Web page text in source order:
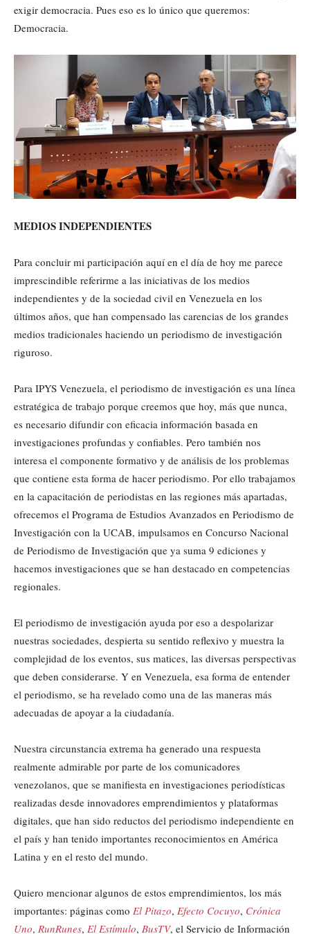
exigir democracia. Pues eso es lo único que queremos:
Democracia.
MEDIOS INDEPENDIENTES
Para concluir mi participación aquí en el día de hoy me parece
imprescindible referirme a las iniciativas de los medios
independientes y de la sociedad civil en Venezuela en los
últimos años, que han compensado las carencias de los grandes
medios tradicionales haciendo un periodismo de investigación
riguroso.
Para IPYS Venezuela, el periodismo de investigación es una línea
estratégica de trabajo porque creemos que hoy, más que nunca,
es necesario difundir con eficacia información basada en
investigaciones profundas y confiables. Pero también nos
interesa el componente formativo y de análisis de los problemas
que contiene esta forma de hacer periodismo. Por ello trabajamos
en la capacitación de periodistas en las regiones más apartadas,
ofrecemos el Programa de Estudios Avanzados en Periodismo de
Investigación con la UCAB, impulsamos en Concurso Nacional
de Periodismo de Investigación que ya suma 9 ediciones y
hacemos investigaciones que se han destacado en competencias
regionales.
El periodismo de investigación ayuda por eso a despolarizar
nuestras sociedades, despierta su sentido reflexivo y muestra la
complejidad de los eventos, sus matices, las diversas perspectivas
que deben considerarse. Y en Venezuela, esa forma de entender
el periodismo, se ha revelado como una de las maneras más
adecuadas de apoyar a la ciudadanía.
Nuestra circunstancia extrema ha generado una respuesta
realmente admirable por parte de los comunicadores
venezolanos, que se manifiesta en investigaciones periodísticas
realizadas desde innovadores emprendimientos y plataformas
digitales, que han sido reductos del periodismo independiente en
el país y han tenido importantes reconocimientos en América
Latina y en el resto del mundo.
Quiero mencionar algunos de estos emprendimientos, los más
importantes: páginas como El Pitazo, Efecto Cocuyo, Crónica
Uno, RunRunes, El Estímulo, BusTV, el Servicio de Información